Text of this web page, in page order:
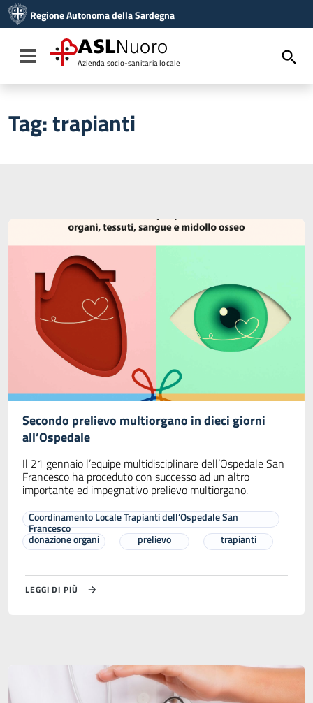
Vai al menu di navigazione
Vai al footer
Regione Autonoma della Sardegna
Toggle navigation
ASLNuoro
Azienda socio-sanitaria locale
Tag:trapianti
Secondo prelievo multiorgano in dieci giorni
all’Ospedale
Il 21 gennaio l’equipe multidisciplinare dell’Ospedale San
Francesco ha proceduto con successo ad un altro
importante ed impegnativo prelievo multiorgano.
Coordinamento Locale Trapianti dell’Ospedale San
Francesco
donazione organi prelievo trapianti
LEGGI DI PIÙ